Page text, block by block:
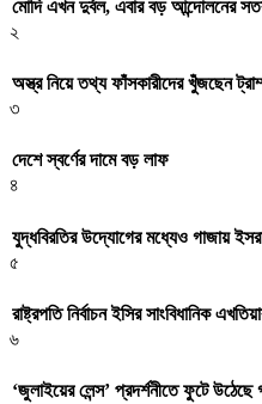
মোদি এখন দুর্বল, এবার বড় আন্দোলনের
২
অস্ত্র নিয়ে তথ্য ফাঁসকারীদের খুঁজছেন
৩
দেশে স্বর্ণের দামে বড় লাফ
৪
যুদ্ধবিরতির উদ্যোগের মধ্যেও গাজায়
৫
রাষ্ট্রপতি নির্বাচন ইসির সাংবিধানিক
৬
‘জুলাইয়ের লেন্স’ প্রদর্শনীতে ফুটে